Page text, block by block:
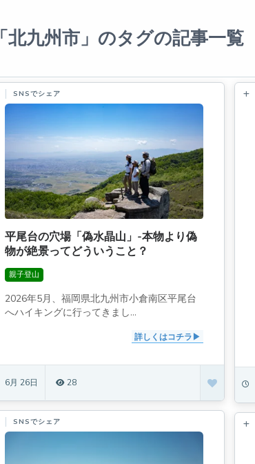
「北九州市」のタグの記事一覧
SNSでシェア
平尾台の穴場「偽水晶山」-本物より偽
物が絶景ってどういうこと？
親子登山
2026年5月、福岡県北九州市小倉南区平尾台
へハイキングに行ってきまし...
詳しくはコチラ
6月 26日 28
SNSでシェア